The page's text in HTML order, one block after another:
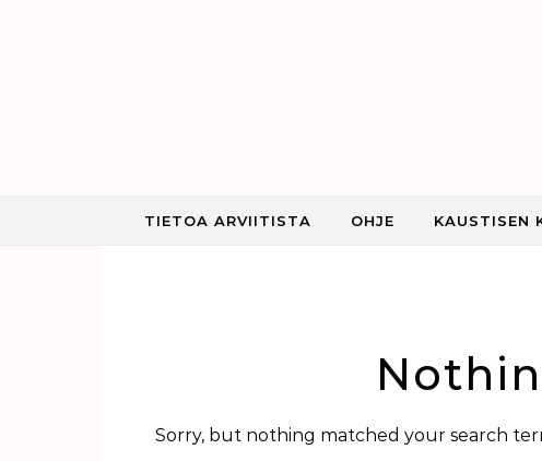
TIETOA ARVIITISTA OHJE KAUSTISEN
Sorry, but nothing matched your search